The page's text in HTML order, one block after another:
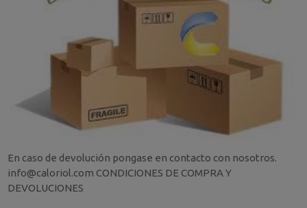
En caso de devolución pongase en contacto con nosotros.
info@caloriol.com CONDICIONES DE COMPRA Y
DEVOLUCIONES